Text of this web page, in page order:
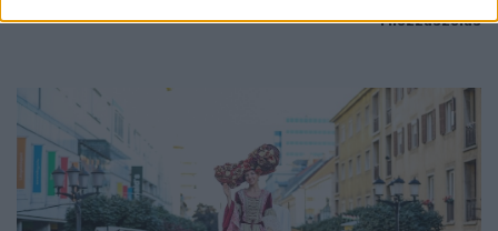
1 hozzászólás